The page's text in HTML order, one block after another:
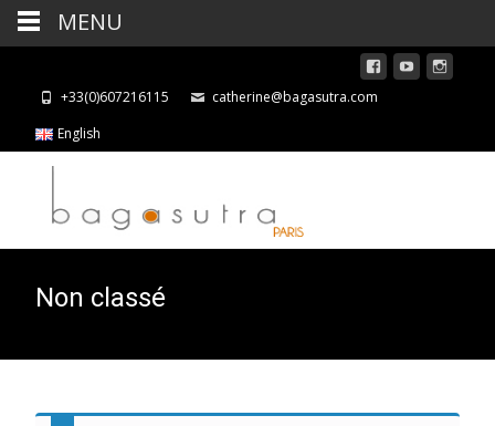
+33(0)607216115
catherine@bagasutra.com
English
Non classé
MENU